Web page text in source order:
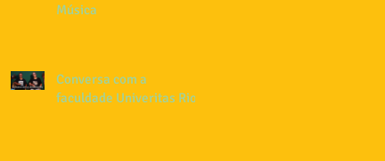
Música
Conversa com a
faculdade Univeritas Rio